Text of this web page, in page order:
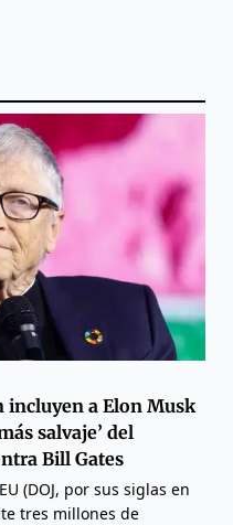
incluyen a Elon Musk
salvaje’ del
Bill Gates
(DOJ, por sus siglas en
tres millones de